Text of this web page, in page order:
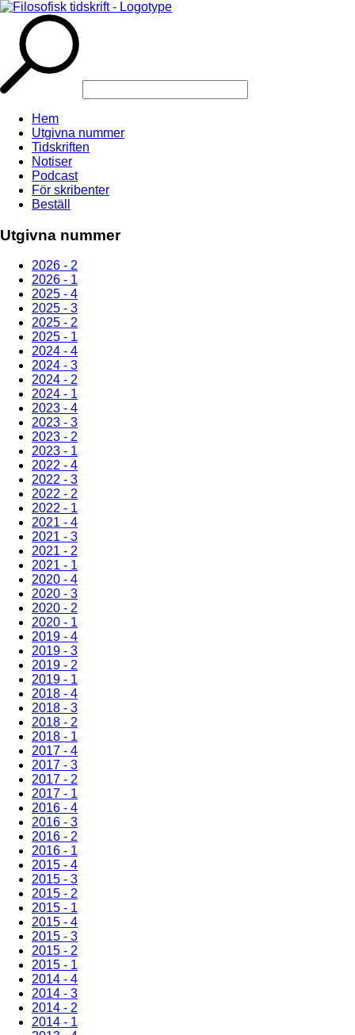
Hem
Utgivna nummer
Tidskriften
Notiser
Podcast
För skribenter
Beställ
Utgivna nummer
2026 - 2
2026 - 1
2025 - 4
2025 - 3
2025 - 2
2025 - 1
2024 - 4
2024 - 3
2024 - 2
2024 - 1
2023 - 4
2023 - 3
2023 - 2
2023 - 1
2022 - 4
2022 - 3
2022 - 2
2022 - 1
2021 - 4
2021 - 3
2021 - 2
2021 - 1
2020 - 4
2020 - 3
2020 - 2
2020 - 1
2019 - 4
2019 - 3
2019 - 2
2019 - 1
2018 - 4
2018 - 3
2018 - 2
2018 - 1
2017 - 4
2017 - 3
2017 - 2
2017 - 1
2016 - 4
2016 - 3
2016 - 2
2016 - 1
2015 - 4
2015 - 3
2015 - 2
2015 - 1
2015 - 4
2015 - 3
2015 - 2
2015 - 1
2014 - 4
2014 - 3
2014 - 2
2014 - 1